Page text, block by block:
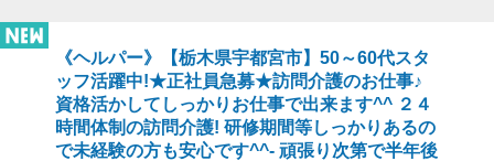
《ヘルパー》【栃木県宇都宮市】50～60代スタ
ッフ活躍中!★正社員急募★訪問介護のお仕事♪
資格活かしてしっかりお仕事で出来ます^^ ２４
時間体制の訪問介護! 研修期間等しっかりあるの
で未経験の方も安心です^^- 頑張り次第で半年後